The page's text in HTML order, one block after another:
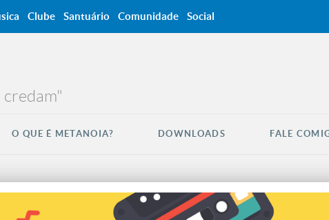
O QUE É METANOIA? DOWNLOADS FALE
Clube Santuário Comunidade Social